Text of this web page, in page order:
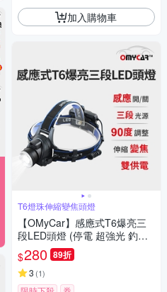
加入購物車
T6燈珠伸縮變焦頭燈
【OMyCar】感應式T6爆亮三
段LED頭燈 (停電 超強光 釣魚
頭燈 登山頭燈 工作頭燈)
$280 89折
3 (1)